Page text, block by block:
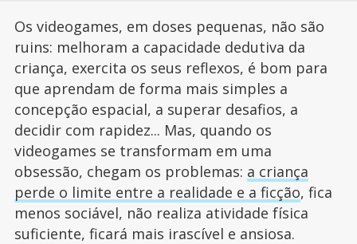
Os videogames, em doses pequenas, não são
ruins: melhoram a capacidade dedutiva da
criança, exercita os seus reflexos, é bom para
que aprendam de forma mais simples a
concepção espacial, a superar desafios, a
decidir com rapidez... Mas, quando os
videogames se transformam em uma
obsessão, chegam os problemas: a criança
perde o limite entre a realidade e a ficção, fica
menos sociável, não realiza atividade física
suficiente, ficará mais irascível e ansiosa.